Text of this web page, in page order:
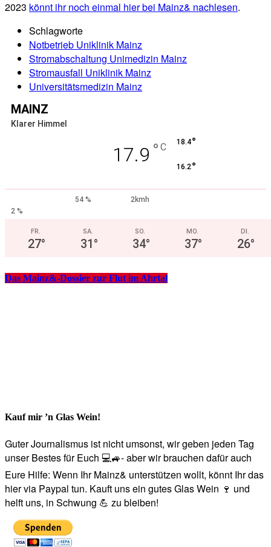
2023 könnt ihr noch einmal hier bei Mainz& nachlesen.
Schlagworte
Notbetrieb Uniklinik Mainz
Stromabschaltung Unimedizin Mainz
Stromausfall Uniklinik Mainz
Universitätsmedizin Mainz
MAINZ
Klarer Himmel
17.9 ° C 18.4°
16.2°
54 %
2kmh
2 %
FR.
27°
SA.
31°
SO.
34°
MO.
37°
DI.
26°
Das Mainz&-Dossier zur Flut im Ahrtal
Kauf mir ’n Glas Wein!
Guter Journalismus ist nicht umsonst, wir geben jeden Tag
unser Bestes für Euch 💻🚙- aber wir brauchen dafür auch
Eure Hilfe: Wenn Ihr Mainz& unterstützen wollt, könnt Ihr das
hier via Paypal tun. Kauft uns ein gutes Glas Wein 🍷 und
helft uns, in Schwung 💪 zu bleiben!